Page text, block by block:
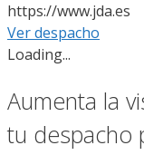
https://www.jda.es
Ver despacho
Loading...
Aumenta la
tu despacho